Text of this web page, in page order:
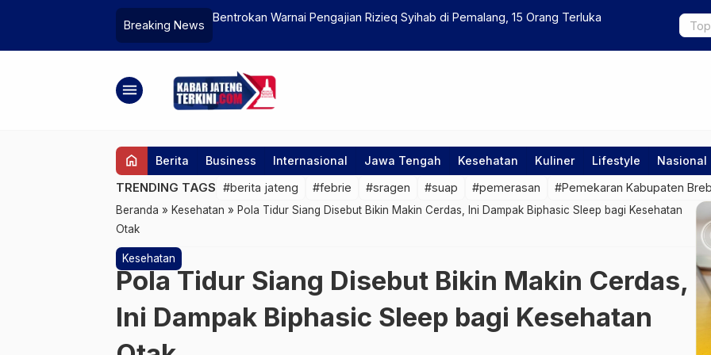
Breaking News
Bentrokan Warnai Pengajian Rizieq Syihab di Pemalang, 15 Orang Terluka
Bangunan
menu
home Berita Business Internasional Jawa Tengah Kesehatan Kuliner Lifestyle Nasional
TRENDING TAGS #berita jateng #febrie #sragen #suap #pemerasan #Pemekaran Kabupaten
Beranda » Kesehatan » Pola Tidur Siang Disebut Bikin Makin Cerdas, Ini Dampak Biphasic Sleep bagi Kesehatan
Otak
Kesehatan
Pola Tidur Siang Disebut Bikin Makin Cerdas,
Ini Dampak Biphasic Sleep bagi Kesehatan